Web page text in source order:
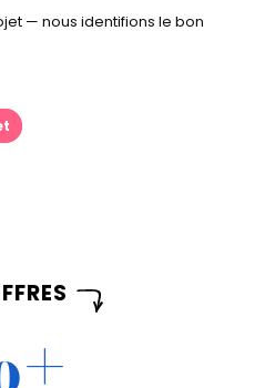
— nous identifions le bon